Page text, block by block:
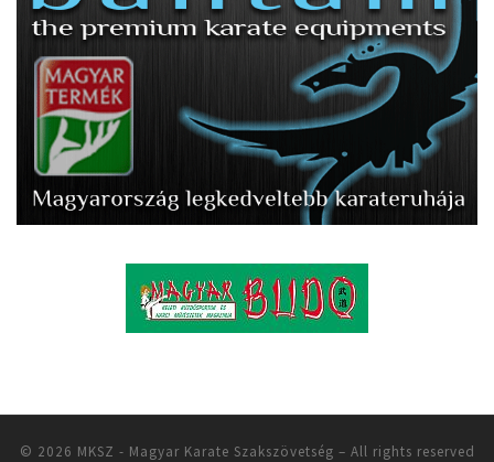
© 2026 MKSZ - Magyar Karate Szakszövetség – All rights reserved